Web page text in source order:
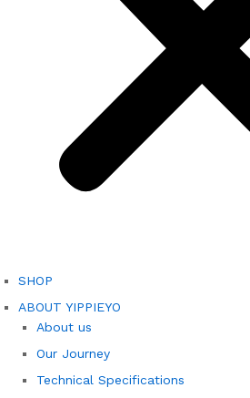
SHOP
ABOUT YIPPIEYO
About us
Our Journey
Technical Specifications